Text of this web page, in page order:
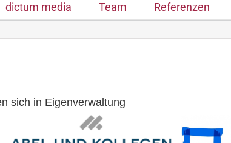
dictum media Team Referenzen
sich in Eigenverwaltung